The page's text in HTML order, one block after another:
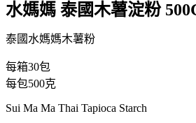
水媽媽 泰國木薯淀粉
泰國水媽媽木薯粉
每箱30包
每包500克
Sui Ma Ma Thai Tapioca Starch